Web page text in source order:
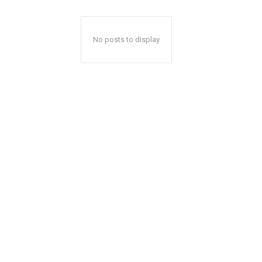
No posts to display